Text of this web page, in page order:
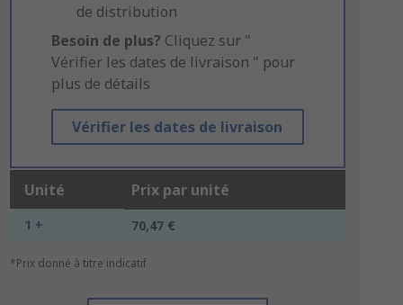
de distribution
Besoin de plus? Cliquez sur "
Vérifier les dates de livraison " pour
plus de détails
Vérifier les dates de livraison
Unité Prix par unité
1 + 70,47 €
*Prix donné à titre indicatif